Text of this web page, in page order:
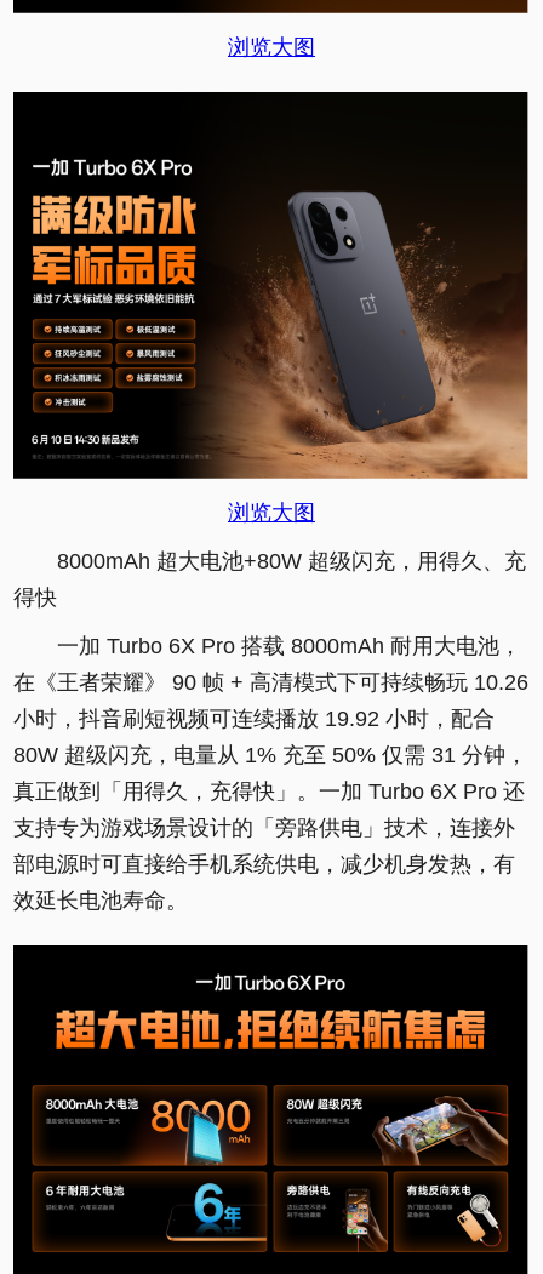
浏览大图
浏览大图
8000mAh 超大电池+80W 超级闪充，用得久、充
得快
一加 Turbo 6X Pro 搭载 8000mAh 耐用大电池，
在《王者荣耀》 90 帧 + 高清模式下可持续畅玩 10.26
小时，抖音刷短视频可连续播放 19.92 小时，配合
80W 超级闪充，电量从 1% 充至 50% 仅需 31 分钟，
真正做到「用得久，充得快」。一加 Turbo 6X Pro 还
支持专为游戏场景设计的「旁路供电」技术，连接外
部电源时可直接给手机系统供电，减少机身发热，有
效延长电池寿命。